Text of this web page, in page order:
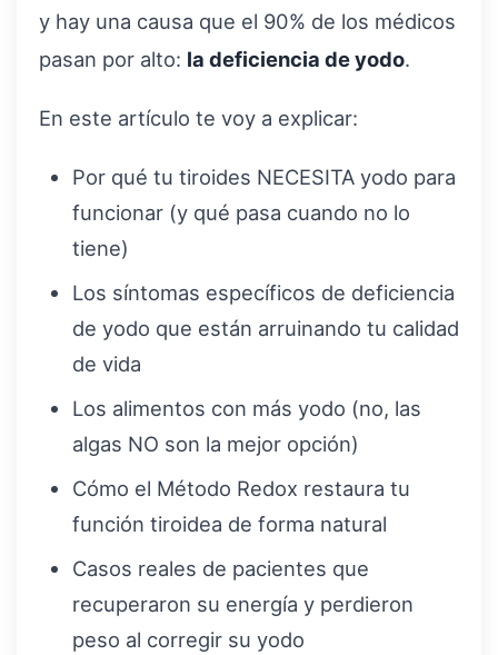
y hay una causa que el 90% de los médicos
pasan por alto: la deficiencia de yodo.
En este artículo te voy a explicar:
Por qué tu tiroides NECESITA yodo para
funcionar (y qué pasa cuando no lo
tiene)
Los síntomas específicos de deficiencia
de yodo que están arruinando tu calidad
de vida
Los alimentos con más yodo (no, las
algas NO son la mejor opción)
Cómo el Método Redox restaura tu
función tiroidea de forma natural
Casos reales de pacientes que
recuperaron su energía y perdieron
peso al corregir su yodo